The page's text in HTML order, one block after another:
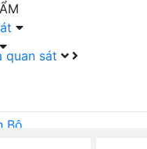
quan sát
Bộ